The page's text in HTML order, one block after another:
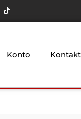
Konto Kontakt